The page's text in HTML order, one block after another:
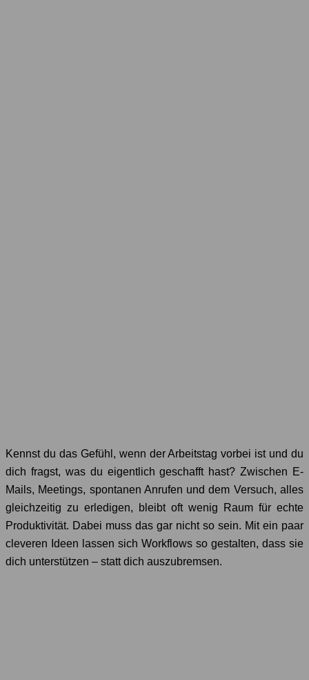
Kennst du das Gefühl, wenn der Arbeitstag vorbei ist und du
dich fragst, was du eigentlich geschafft hast? Zwischen E-
Mails, Meetings, spontanen Anrufen und dem Versuch, alles
gleichzeitig zu erledigen, bleibt oft wenig Raum für echte
Produktivität. Dabei muss das gar nicht so sein. Mit ein paar
cleveren Ideen lassen sich Workflows so gestalten, dass sie
dich unterstützen – statt dich auszubremsen.